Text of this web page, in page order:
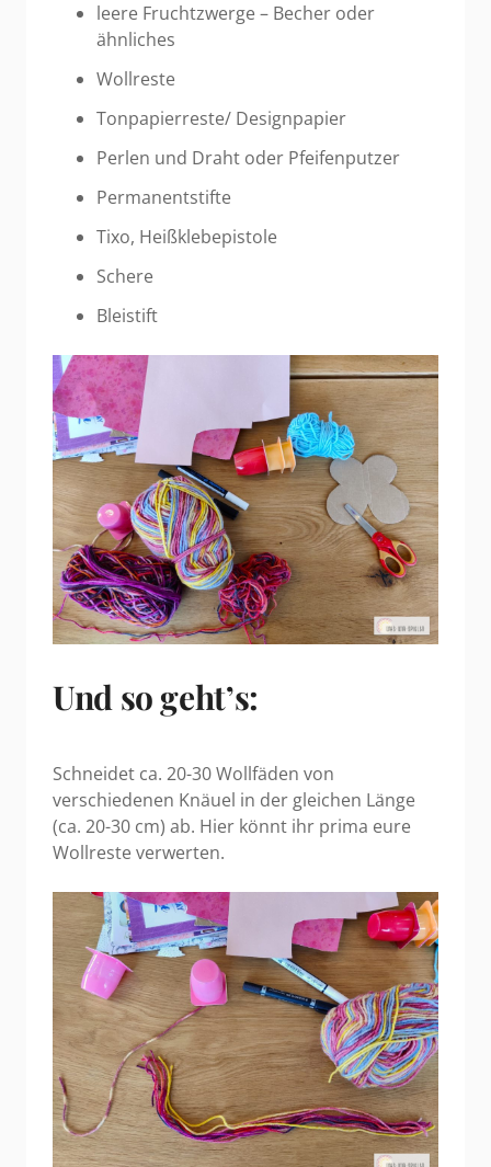
leere Fruchtzwerge – Becher oder
ähnliches
Wollreste
Tonpapierreste/ Designpapier
Perlen und Draht oder Pfeifenputzer
Permanentstifte
Tixo, Heißklebepistole
Schere
Bleistift
Und so geht’s:
Schneidet ca. 20-30 Wollfäden von
verschiedenen Knäuel in der gleichen Länge
(ca. 20-30 cm) ab. Hier könnt ihr prima eure
Wollreste verwerten.